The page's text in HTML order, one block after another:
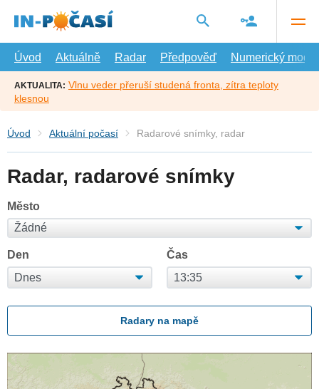
hlavní
Úvod
Aktuálně Radar Předpověď Numerický model
AKTUALITA: Vlnu veder přeruší studená fronta, zítra teploty
klesnou
Úvod Aktuální počasí Radarové snímky, radar
Radar, radarové snímky
Město
Den Čas
Radary na mapě